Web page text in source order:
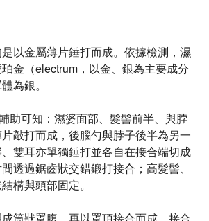
以金屬薄片錘打而成。依據檢測，濕
金（electrum，以金、銀為主要成分
為銀。
助可知：濕婆面部、髮髻前半、與脖
敲打而成，後腦勺與脖子後半為另一
雙耳亦單獨錘打並各自在接合端切成
透過鋸齒狀交錯鍛打接合；高髮髻、
構與頭部固定。